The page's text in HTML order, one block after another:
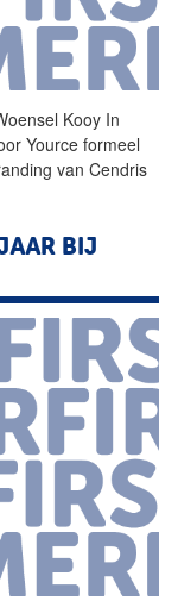
Kooy In
Yource formeel
van Cendris
BIJ